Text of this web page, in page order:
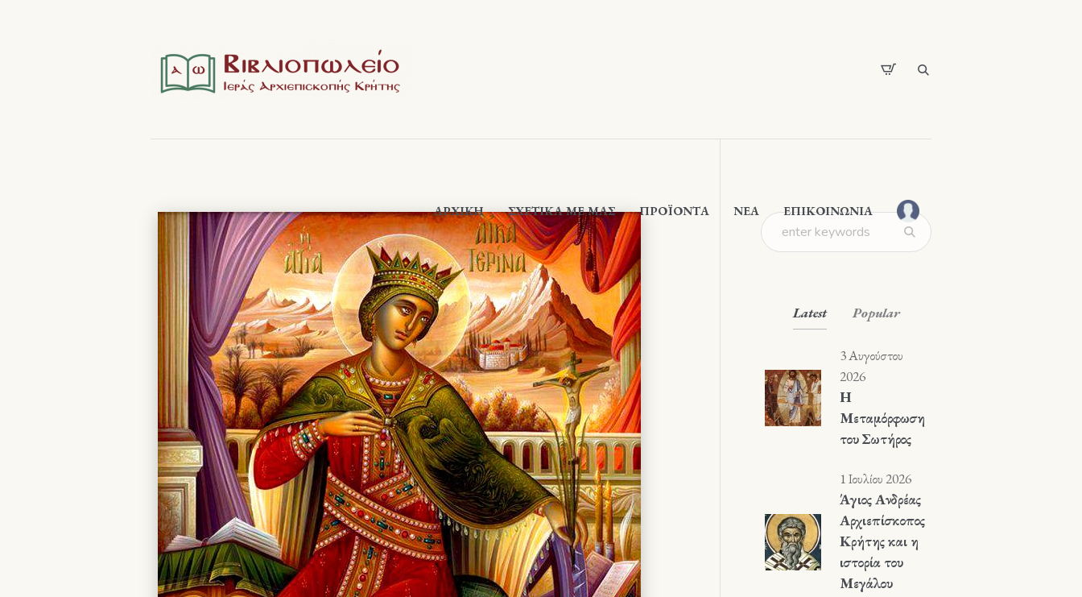
ΑΡΧΙΚΉ ΣΧΕΤΙΚΆ ΜΕ ΜΑΣ ΠΡΟΪΟΝΤΑ ΝΕΑ ΕΠΙΚΟΙΝΩΝΙΑ
Latest Popular
3 Αυγούστου
2026
Η
Μεταμόρφωση
του Σωτήρος
1 Ιουλίου 2026
Άγιος Ανδρέας
Αρχιεπίσκοπος
Κρήτης και η
ιστορία του
Μεγάλου